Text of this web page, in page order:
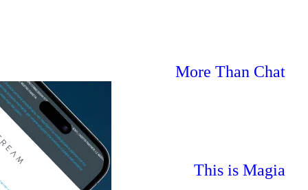
More Than Chat
This is Magia